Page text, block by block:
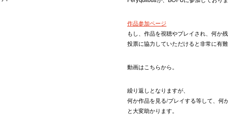
作品参加ページ
もし、作品を視聴やプレイされ、何か
投票に協力していただけると非常に有
動画はこちらから。
繰り返しとなりますが、
何か作品を見る/プレイする等して、何
と大変助かります。